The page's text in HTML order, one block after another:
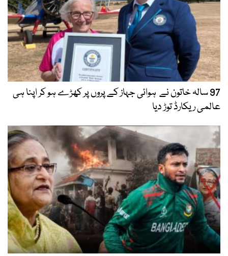
97 سالہ خاتون نے ہوائی جہاز کے پروں پر کھڑے ہو کر اپنا ہی
عالمی ریکارڈ توڑ دیا